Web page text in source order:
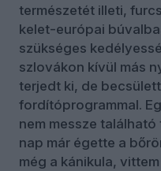
természetét illeti,
kelet-európai
szükséges
szlovákon kívül más
terjedt ki, de
fordítóprogrammal.
nem messze
nap már égette a
még a kánikula,